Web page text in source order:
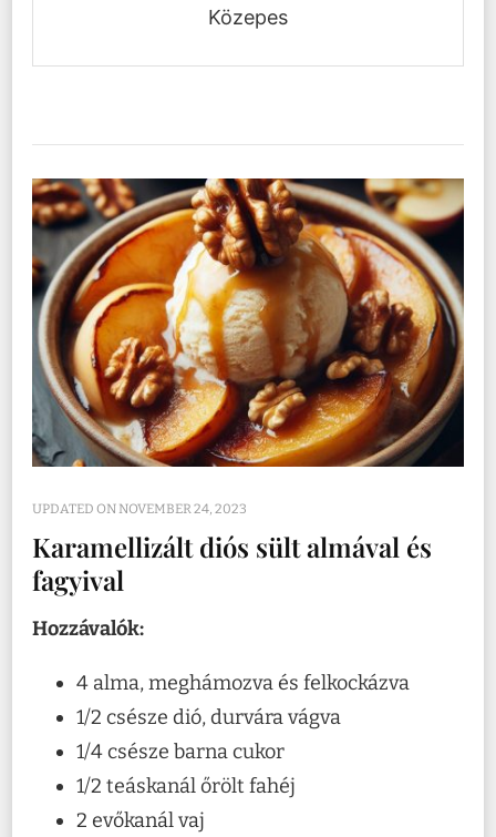
Közepes
UPDATED ONNOVEMBER 24, 2023
Karamellizált diós sült almával és
fagyival
Hozzávalók:
4 alma, meghámozva és felkockázva
1/2 csésze dió, durvára vágva
1/4 csésze barna cukor
1/2 teáskanál őrölt fahéj
2 evőkanál vaj